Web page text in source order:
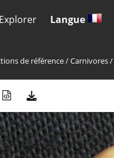
Explorer Langue
de référence/Carnivores/